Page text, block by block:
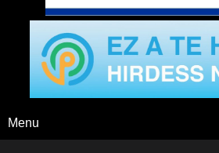
Menu